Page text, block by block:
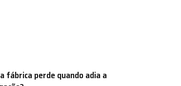
fábrica perde quando adia a